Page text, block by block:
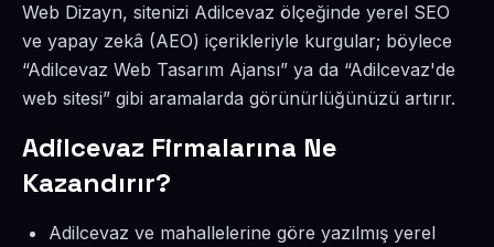
Web Dizayn, sitenizi Adilcevaz ölçeğinde yerel SEO
ve yapay zekâ (AEO) içerikleriyle kurgular; böylece
“Adilcevaz Web Tasarım Ajansı” ya da “Adilcevaz'de
web sitesi” gibi aramalarda görünürlüğünüzü artırır.
Adilcevaz Firmalarına Ne
Kazandırır?
Adilcevaz ve mahallelerine göre yazılmış yerel